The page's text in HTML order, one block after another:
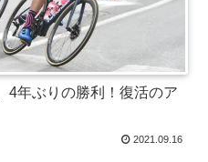
4年ぶりの勝利！復活のア
2021.09.16